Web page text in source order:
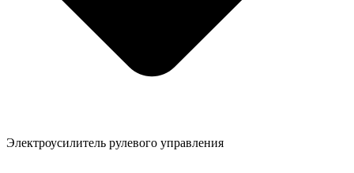
Электроусилитель рулевого управления